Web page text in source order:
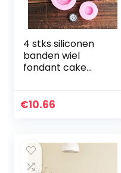
4 stks siliconen
banden wiel
fondant cake
bakwerk thuis
€10.66